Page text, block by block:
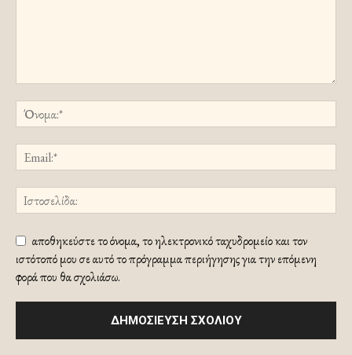
αποθηκεύστε το όνομα, το ηλεκτρονικό ταχυδρομείο και τον
ιστότοπό μου σε αυτό το πρόγραμμα περιήγησης για την επόμενη
φορά που θα σχολιάσω.